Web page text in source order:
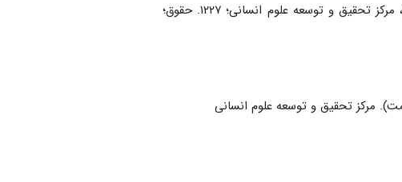
فروست: سازمان مطالعه و تدوین کتب علوم انسانی دانشگاه‌ها (سمت)، مرکز تحقیق و توسعه علوم انسانی‏‫؛ ۱۲۲۷‬. حقوق‏‫؛